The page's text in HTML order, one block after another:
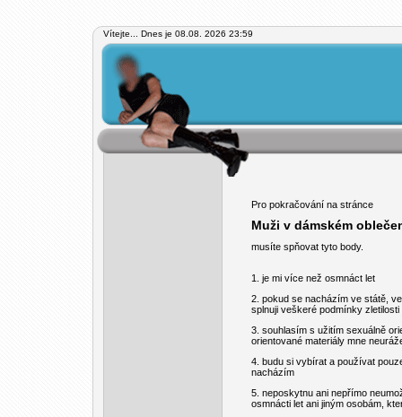
Vítejte... Dnes je 08.08. 2026 23:59
Pro pokračování na stránce
Muži v dámském
musíte spňovat tyto body.
1. je mi více než osmnáct let
2. pokud se nacházím ve státě,
splnuji veškeré podmínky
3. souhlasím s užitím sexuálně
orientované materiály mne
4. budu si vybírat a používat
nacházím
5. neposkytnu ani nepřímo
osmnácti let ani jiným osobám,